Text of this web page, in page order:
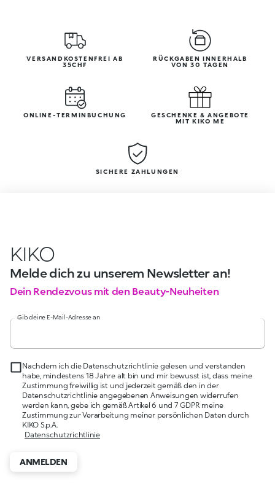
VERSANDKOSTENFREI AB
35CHF
RÜCKGABEN INNERHALB
VON 30 TAGEN
ONLINE-TERMINBUCHUNG
GESCHENKE & ANGEBOTE
MIT KIKO ME
SICHERE ZAHLUNGEN
KIKO
Melde dich zu unserem Newsletter an!
Dein Rendezvous mit den Beauty-Neuheiten
Gib deine E-Mail-Adresse an
Nachdem ich die Datenschutzrichtlinie gelesen und verstanden
habe, mindestens 18 Jahre alt bin und mir bewusst ist, dass meine
Zustimmung freiwillig ist und jederzeit gemäß den in der
Datenschutzrichtlinie angegebenen Anweisungen widerrufen
werden kann, gebe ich gemäß Artikel 6 und 7 GDPR meine
Zustimmung zur Verarbeitung meiner persönlichen Daten durch
KIKO S.p.A.
Datenschutzrichtlinie
ANMELDEN